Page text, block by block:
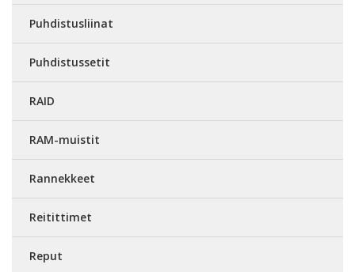
Puhdistusliinat
Puhdistussetit
RAID
RAM-muistit
Rannekkeet
Reitittimet
Reput